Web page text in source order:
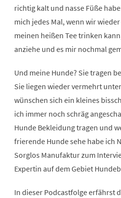
richtig kalt und nasse Füße
mich jedes Mal, wenn wir
meinen heißen Tee trinken
anziehe und es mir nochmal
Und meine Hunde? Sie tragen
Sie liegen wieder vermehrt
wünschen sich ein kleines
ich immer noch schräg
Hunde Bekleidung tragen und
frierende Hunde sehe habe ich
Sorglos Manufaktur zum
Expertin auf dem Gebiet
In dieser Podcastfolge erfährst